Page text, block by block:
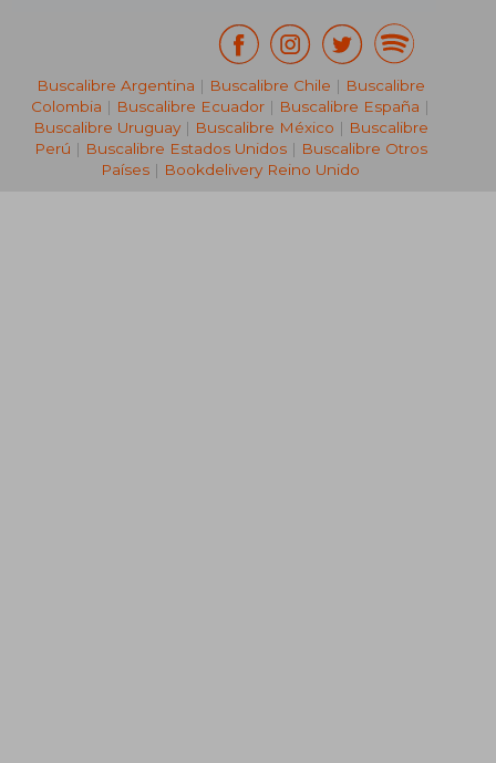
Buscalibre Argentina | Buscalibre Chile | Buscalibre
Colombia | Buscalibre Ecuador | Buscalibre España |
Buscalibre Uruguay| Buscalibre México | Buscalibre
Perú | Buscalibre Estados Unidos| Buscalibre Otros
Países | Bookdelivery Reino Unido